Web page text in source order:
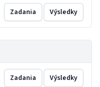
Zadania Výsledky
Zadania Výsledky